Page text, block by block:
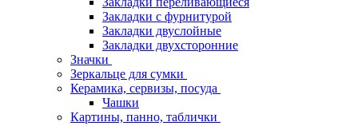
Закладки с фурнитурой
Закладки двуслойные
Закладки двухсторонние
Значки
Зеркальце для сумки
Керамика, сервизы, посуда
Чашки
Картины, панно, таблички